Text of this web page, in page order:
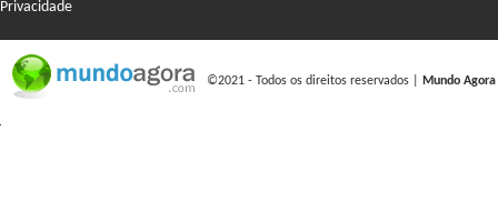
Privacidade
©2021 - Todos os direitos reservados | Mundo Agora